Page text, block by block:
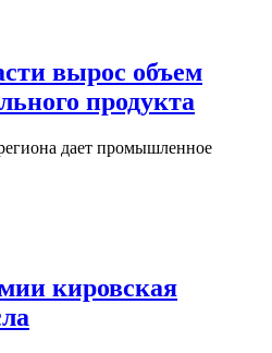
вырос объем
продукта
дает промышленное
кировская